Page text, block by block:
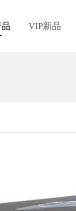
VIP新品